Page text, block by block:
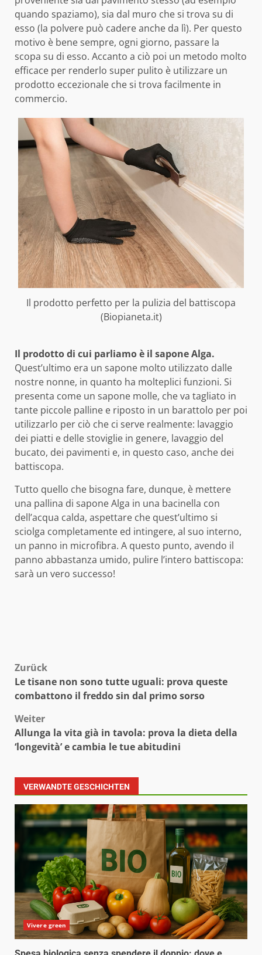
quando spaziamo), sia dal muro che si trova su di
esso (la polvere può cadere anche da lì). Per questo
motivo è bene sempre, ogni giorno, passare la
scopa su di esso. Accanto a ciò poi un metodo molto
efficace per renderlo super pulito è utilizzare un
prodotto eccezionale che si trova facilmente in
commercio.
Il prodotto perfetto per la pulizia del battiscopa
(Biopianeta.it)
Il prodotto di cui parliamo è il sapone Alga.
Quest’ultimo era un sapone molto utilizzato dalle
nostre nonne, in quanto ha molteplici funzioni. Si
presenta come un sapone molle, che va tagliato in
tante piccole palline e riposto in un barattolo per poi
utilizzarlo per ciò che ci serve realmente: lavaggio
dei piatti e delle stoviglie in genere, lavaggio del
bucato, dei pavimenti e, in questo caso, anche dei
battiscopa.
Tutto quello che bisogna fare, dunque, è mettere
una pallina di sapone Alga in una bacinella con
dell’acqua calda, aspettare che quest’ultimo si
sciolga completamente ed intingere, al suo interno,
un panno in microfibra. A questo punto, avendo il
panno abbastanza umido, pulire l’intero battiscopa:
sarà un vero successo!
Beitragsnavigation
Zurück
Le tisane non sono tutte uguali: prova queste
combattono il freddo sin dal primo sorso
Weiter
Allunga la vita già in tavola: prova la dieta della
‘longevità’ e cambia le tue abitudini
VERWANDTE GESCHICHTEN
Vivere green